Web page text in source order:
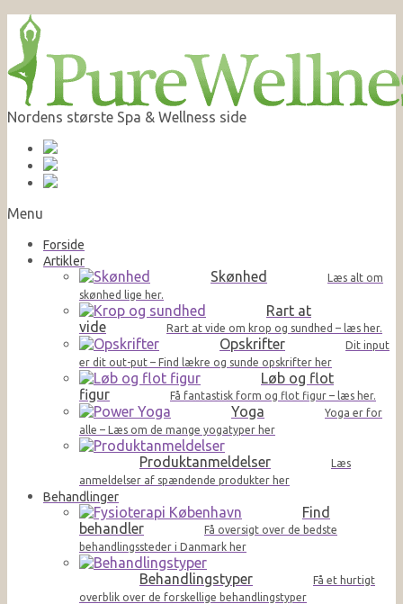
Nordens største Spa & Wellness side
Menu
Forside
Artikler
Skønhed
Læs alt om
skønhed lige her.
Rart at
vide
Rart at vide om krop og sundhed – læs her.
Opskrifter
Dit input
er dit out-put – Find lækre og sunde opskrifter her
Løb og flot
figur
Få fantastisk form og flot figur – læs her.
Yoga
Yoga er for
alle – Læs om de mange yogatyper her
Produktanmeldelser
Læs
anmeldelser af spændende produkter her
Behandlinger
Find
behandler
Få oversigt over de bedste
behandlingssteder i Danmark her
Behandlingstyper
Få et hurtigt
overblik over de forskellige behandlingstyper